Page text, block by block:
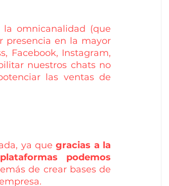
omnicanalidad (que
presencia en la mayor
Facebook, Instagram,
nuestros chats no
las ventas de
ya que gracias a la
podemos
de crear bases de